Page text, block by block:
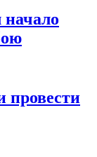
провести